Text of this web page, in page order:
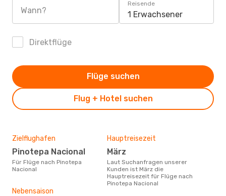
Wann?
Reisende
1 Erwachsener
Direktflüge
Flug + Hotel suchen
Flüge suchen
Zielflughafen
Pinotepa Nacional
Für Flüge nach Pinotepa
Nacional
Hauptreisezeit
März
Laut Suchanfragen unserer
Kunden ist März die
Hauptreisezeit für Flüge nach
Pinotepa Nacional
Nebensaison